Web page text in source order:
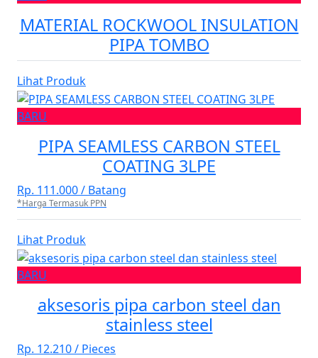
MATERIAL ROCKWOOL INSULATION
PIPA TOMBO
Lihat Produk
BARU
PIPA SEAMLESS CARBON STEEL
COATING 3LPE
Rp. 111.000 / Batang
*Harga Termasuk PPN
Lihat Produk
BARU
aksesoris pipa carbon steel dan
stainless steel
Rp. 12.210 / Pieces